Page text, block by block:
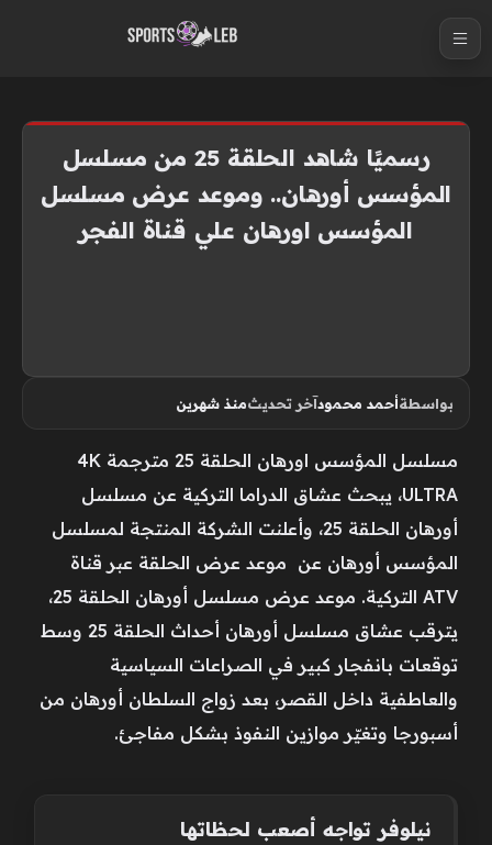
رسميًا شاهد الحلقة 25 من مسلسل
المؤسس أورهان.. وموعد عرض مسلسل
المؤسس اورهان علي قناة الفجر
بواسطةأحمد محمودآخر تحديثمنذ شهرين
مسلسل المؤسس اورهان الحلقة 25 مترجمة 4K
ULTRA، يبحث عشاق الدراما التركية عن مسلسل
أورهان الحلقة 25، وأعلنت الشركة المنتجة لمسلسل
المؤسس أورهان عن موعد عرض الحلقة عبر قناة
ATV التركية. موعد عرض مسلسل أورهان الحلقة 25،
يترقب عشاق مسلسل أورهان أحداث الحلقة 25 وسط
توقعات بانفجار كبير في الصراعات السياسية
والعاطفية داخل القصر، بعد زواج السلطان أورهان من
أسبورجا وتغيّر موازين النفوذ بشكل مفاجئ.
نيلوفر تواجه أصعب لحظاتها